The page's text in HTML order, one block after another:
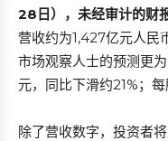
28日），未经审计的财
营收约为1,427亿元人民
市场观察人士的预测更
元，同比下滑约21%；
除了营收数字，投资者